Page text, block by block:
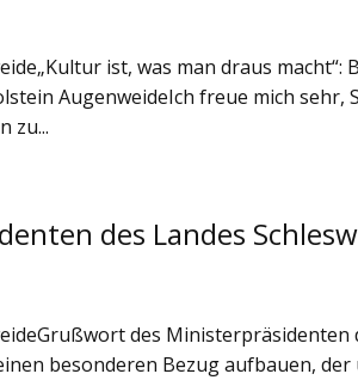
ist, was man draus macht“:
AugenweideIch freue mich sehr,
zu...
des Landes
des Ministerpräsidenten
besonderen Bezug aufbauen,